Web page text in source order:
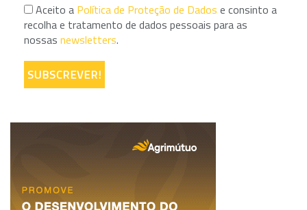
Aceito a Política de Proteção de Dados e consinto a
recolha e tratamento de dados pessoais para as
nossas newsletters.